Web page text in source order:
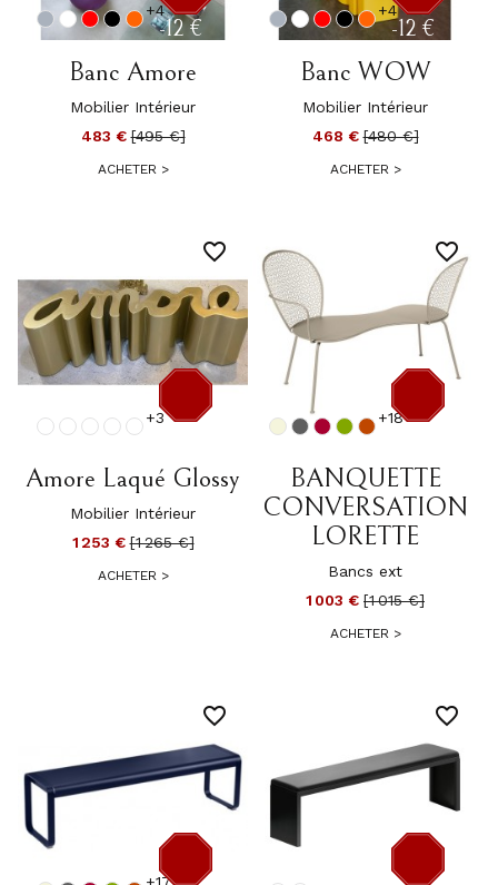
-12 €
+4
Banc Amore
Mobilier Intérieur
483 €[495 €]
ACHETER >
-12 €
+4
Banc WOW
Mobilier Intérieur
468 €[480 €]
ACHETER >
+3
Amore Laqué Glossy
Mobilier Intérieur
1 253 €[1 265 €]
ACHETER >
favorite_border
+18
BANQUETTE
CONVERSATION
LORETTE
Bancs ext
1 003 € [1 015 €]
ACHETER >
favorite_border
favorite_border favorite_border